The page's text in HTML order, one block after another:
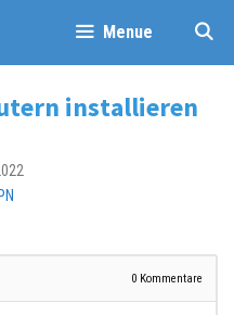
Menue
installieren
0 Kommentare